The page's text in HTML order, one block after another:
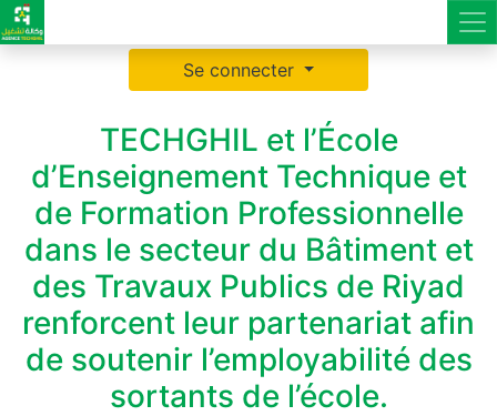
Se connecter
TECHGHIL et l’École
d’Enseignement Technique et
de Formation Professionnelle
dans le secteur du Bâtiment et
des Travaux Publics de Riyad
renforcent leur partenariat afin
de soutenir l’employabilité des
sortants de l’école.